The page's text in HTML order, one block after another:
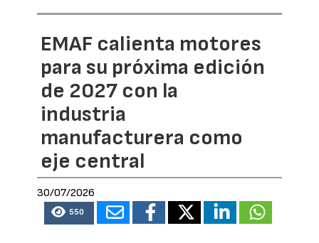
EMAF calienta motores
para su próxima edición
de 2027 con la
industria
manufacturera como
eje central
30/07/2026
550